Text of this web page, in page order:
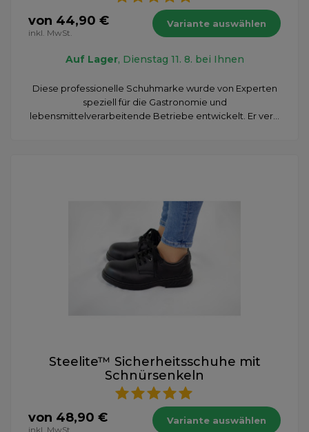
von 44,90 €
inkl. MwSt.
Variante auswählen
Auf Lager, Dienstag 11. 8. bei Ihnen
Diese professionelle Schuhmarke wurde von Experten
speziell für die Gastronomie und
lebensmittelverarbeitende Betriebe entwickelt. Er ver...
Steelite™ Sicherheitsschuhe mit
Schnürsenkeln
von 48,90 €
inkl. MwSt.
Variante auswählen